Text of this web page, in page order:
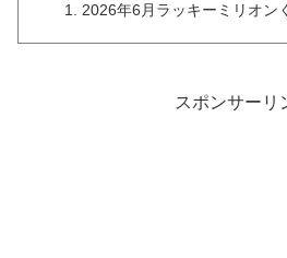
2026年6月ラッキーミリオン
スポンサーリ